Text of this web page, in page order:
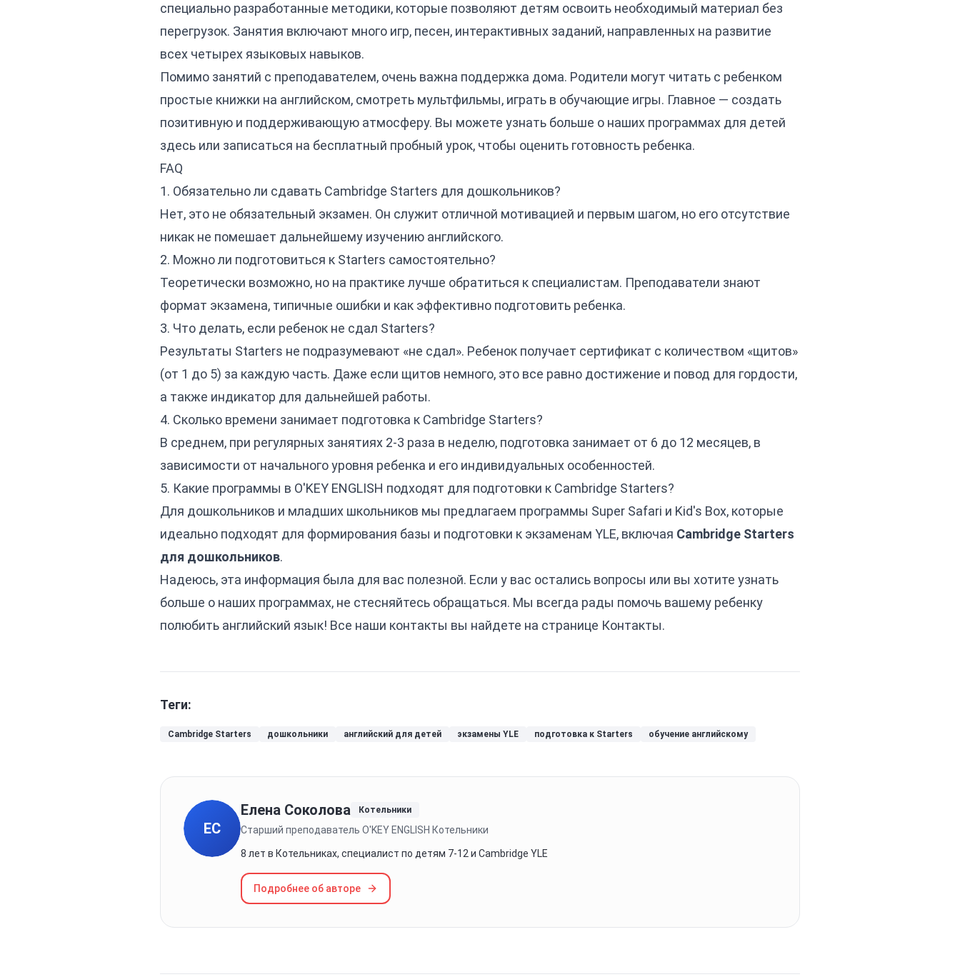
специально разработанные методики, которые позволяют детям освоить необходимый материал без
перегрузок. Занятия включают много игр, песен, интерактивных заданий, направленных на развитие
всех четырех языковых навыков.
Помимо занятий с преподавателем, очень важна поддержка дома. Родители могут читать с ребенком
простые книжки на английском, смотреть мультфильмы, играть в обучающие игры. Главное — создать
позитивную и поддерживающую атмосферу. Вы можете узнать больше о наших программах для детей
здесь или записаться на бесплатный пробный урок, чтобы оценить готовность ребенка.
FAQ
1. Обязательно ли сдавать Cambridge Starters для дошкольников?
Нет, это не обязательный экзамен. Он служит отличной мотивацией и первым шагом, но его отсутствие
никак не помешает дальнейшему изучению английского.
2. Можно ли подготовиться к Starters самостоятельно?
Теоретически возможно, но на практике лучше обратиться к специалистам. Преподаватели знают
формат экзамена, типичные ошибки и как эффективно подготовить ребенка.
3. Что делать, если ребенок не сдал Starters?
Результаты Starters не подразумевают «не сдал». Ребенок получает сертификат с количеством «щитов»
(от 1 до 5) за каждую часть. Даже если щитов немного, это все равно достижение и повод для гордости,
а также индикатор для дальнейшей работы.
4. Сколько времени занимает подготовка к Cambridge Starters?
В среднем, при регулярных занятиях 2-3 раза в неделю, подготовка занимает от 6 до 12 месяцев, в
зависимости от начального уровня ребенка и его индивидуальных особенностей.
5. Какие программы в O'KEY ENGLISH подходят для подготовки к Cambridge Starters?
Для дошкольников и младших школьников мы предлагаем программы Super Safari и Kid's Box, которые
идеально подходят для формирования базы и подготовки к экзаменам YLE, включая Cambridge Starters
для дошкольников.
Надеюсь, эта информация была для вас полезной. Если у вас остались вопросы или вы хотите узнать
больше о наших программах, не стесняйтесь обращаться. Мы всегда рады помочь вашему ребенку
полюбить английский язык! Все наши контакты вы найдете на странице Контакты.
Теги:
Cambridge Starters дошкольники английский для детей экзамены YLE подготовка к Starters обучение английскому
ЕС
Елена Соколова Котельники
Старший преподаватель O'KEY ENGLISH Котельники
8 лет в Котельниках, специалист по детям 7-12 и Cambridge YLE
Подробнее об авторе